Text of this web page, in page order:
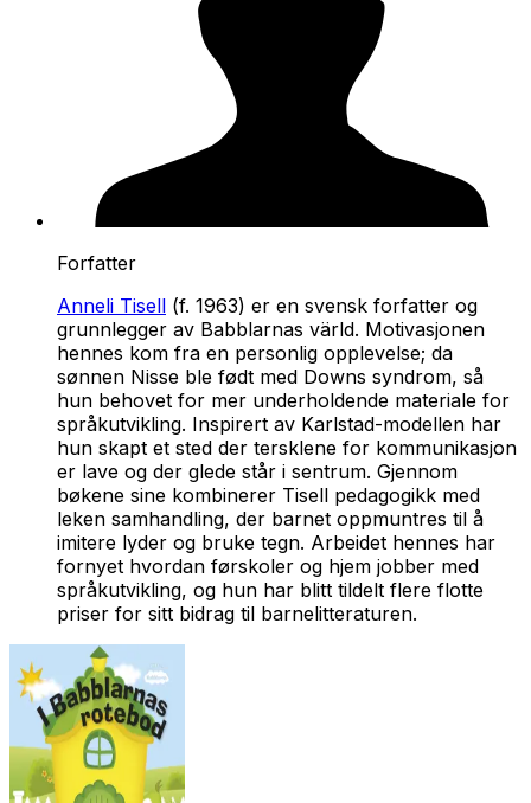
Forfatter
Anneli Tisell (f. 1963) er en svensk forfatter og
grunnlegger av Babblarnas värld. Motivasjonen
hennes kom fra en personlig opplevelse; da
sønnen Nisse ble født med Downs syndrom, så
hun behovet for mer underholdende materiale for
språkutvikling. Inspirert av Karlstad-modellen har
hun skapt et sted der tersklene for kommunikasjon
er lave og der glede står i sentrum. Gjennom
bøkene sine kombinerer Tisell pedagogikk med
leken samhandling, der barnet oppmuntres til å
imitere lyder og bruke tegn. Arbeidet hennes har
fornyet hvordan førskoler og hjem jobber med
språkutvikling, og hun har blitt tildelt flere flotte
priser for sitt bidrag til barnelitteraturen.